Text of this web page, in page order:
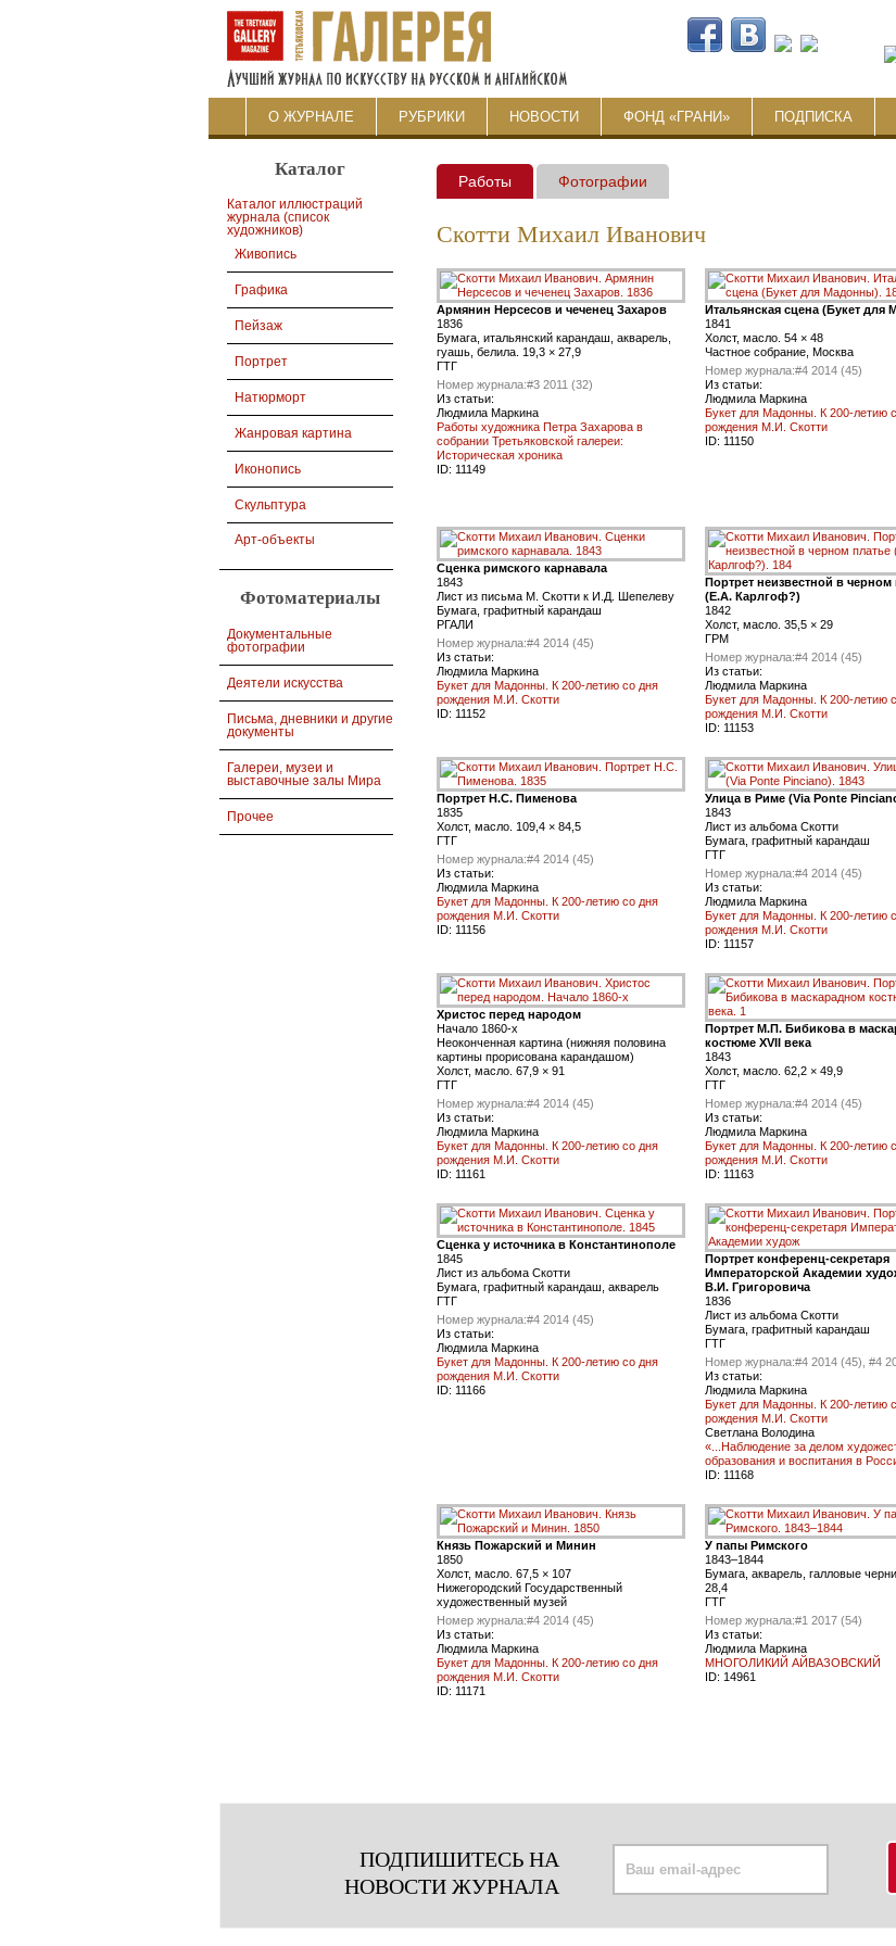
О ЖУРНАЛЕ РУБРИКИ НОВОСТИ ФОНД «ГРАНИ» ПОДПИСКА
Каталог
Каталог иллюстраций
журнала (список
художников)
Живопись
Графика
Пейзаж
Портрет
Натюрморт
Жанровая картина
Иконопись
Скульптура
Арт-объекты
Фотоматериалы
Документальные
фотографии
Деятели искусства
Письма, дневники и другие
документы
Галереи, музеи и
выставочные залы Мира
Прочее
Работы Фотографии
Скотти Михаил Иванович
Армянин Нерсесов и чеченец Захаров
1836
Бумага, итальянский карандаш, акварель,
гуашь, белила. 19,3 × 27,9
ГТГ
Номер журнала:#3 2011 (32)
Из статьи:
Людмила Маркина
Работы художника Петра Захарова в
собрании Третьяковской галереи:
Историческая хроника
ID: 11149
Итальянская сцена (Букет для
1841
Холст, масло. 54 × 48
Частное собрание, Москва
Номер журнала:#4 2014 (45)
Из статьи:
Людмила Маркина
Букет для Мадонны. К 200-летию
рождения М.И. Скотти
ID: 11150
Сценка римского карнавала
1843
Лист из письма М. Скотти к И.Д. Шепелеву
Бумага, графитный карандаш
РГАЛИ
Номер журнала:#4 2014 (45)
Из статьи:
Людмила Маркина
Букет для Мадонны. К 200-летию со дня
рождения М.И. Скотти
ID: 11152
Портрет неизвестной в черном
(Е.А. Карлгоф?)
1842
Холст, масло. 35,5 × 29
ГРМ
Номер журнала:#4 2014 (45)
Из статьи:
Людмила Маркина
Букет для Мадонны. К 200-летию
рождения М.И. Скотти
ID: 11153
Портрет Н.С. Пименова
1835
Холст, масло. 109,4 × 84,5
ГТГ
Номер журнала:#4 2014 (45)
Из статьи:
Людмила Маркина
Букет для Мадонны. К 200-летию со дня
рождения М.И. Скотти
ID: 11156
Улица в Риме (Via Ponte
1843
Лист из альбома Скотти
Бумага, графитный карандаш
ГТГ
Номер журнала:#4 2014 (45)
Из статьи:
Людмила Маркина
Букет для Мадонны. К 200-летию
рождения М.И. Скотти
ID: 11157
Христос перед народом
Начало 1860-х
Неоконченная картина (нижняя половина
картины прорисована карандашом)
Холст, масло. 67,9 × 91
ГТГ
Номер журнала:#4 2014 (45)
Из статьи:
Людмила Маркина
Букет для Мадонны. К 200-летию со дня
рождения М.И. Скотти
ID: 11161
Портрет М.П. Бибикова в
костюме XVII века
1843
Холст, масло. 62,2 × 49,9
ГТГ
Номер журнала:#4 2014 (45)
Из статьи:
Людмила Маркина
Букет для Мадонны. К 200-летию
рождения М.И. Скотти
ID: 11163
Сценка у источника в Константинополе
1845
Лист из альбома Скотти
Бумага, графитный карандаш, акварель
ГТГ
Номер журнала:#4 2014 (45)
Из статьи:
Людмила Маркина
Букет для Мадонны. К 200-летию со дня
рождения М.И. Скотти
ID: 11166
Портрет конференц-секретаря
Императорской Академии
В.И. Григоровича
1836
Лист из альбома Скотти
Бумага, графитный карандаш
ГТГ
Номер журнала:#4 2014 (45), #4
Из статьи:
Людмила Маркина
Букет для Мадонны. К 200-летию
рождения М.И. Скотти
Светлана Володина
«...Наблюдение за делом
образования и воспитания в
ID: 11168
Князь Пожарский и Минин
1850
Холст, масло. 67,5 × 107
Нижегородский Государственный
художественный музей
Номер журнала:#4 2014 (45)
Из статьи:
Людмила Маркина
Букет для Мадонны. К 200-летию со дня
рождения М.И. Скотти
ID: 11171
У папы Римского
1843–1844
Бумага, акварель, галловые
28,4
ГТГ
Номер журнала:#1 2017 (54)
Из статьи:
Людмила Маркина
МНОГОЛИКИЙ АЙВАЗОВСКИЙ
ID: 14961
ПОДПИШИТЕСЬ НА
НОВОСТИ ЖУРНАЛА